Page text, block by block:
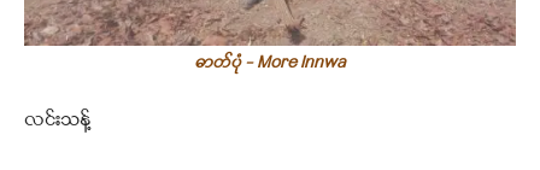
ဓာတ်ပုံ - More Innwa
လင်းသန့်